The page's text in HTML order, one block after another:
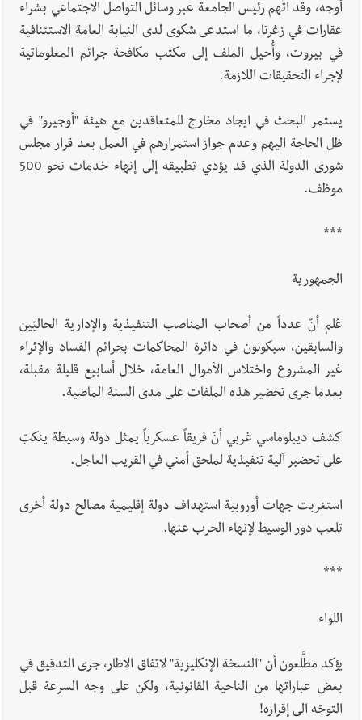
أخبار صيدا
بالصور : الأهلي صيدا يتربع على عرش بطولة لبنان بكرة
الطاولة بإحرازه لقباً ثانٍياً للسيدات بعد رابعٍ للرجال
أوجه، وقد اتُّهم رئيس الجامعة عبر وسائل التواصل الاجتماعي بشراء
عقارات في زغرتا، ما استدعى شكوى لدى النيابة العامة الاستئنافية
في بيروت، وأُحيل الملف إلى مكتب مكافحة جرائم المعلوماتية
لإجراء التحقيقات اللازمة.
يستمر البحث في ايجاد مخارج للمتعاقدين مع هيئة "أوجيرو" في
ظل الحاجة اليهم وعدم جواز استمرارهم في العمل بعد قرار مجلس
شورى الدولة الذي قد يؤدي تطبيقه إلى إنهاء خدمات نحو 500
موظف.
***
الجمهورية
عُلم أنّ عدداً من أصحاب المناصب التنفيذية والإدارية الحاليّين
والسابقين، سيكونون في دائرة المحاكمات بجرائم الفساد والإثراء
غير المشروع واختلاس الأموال العامة، خلال أسابيع قليلة مقبلة،
بعدما جرى تحضير هذه الملفات على مدى السنة الماضية.
كشف ديبلوماسي غربي أنّ فريقاً عسكرياً يمثل دولة وسيطة ينكبّ
على تحضير آلية تنفيذية لملحق أمني في القريب العاجل.
استغربت جهات أوروبية استهداف دولة إقليمية مصالح دولة أخرى
تلعب دور الوسيط لإنهاء الحرب عنها.
***
اللواء
يؤكد مطَّلعون أن "النسخة الإنكليزية" لاتفاق الاطار، جرى التدقيق في
بعض عباراتها من الناحية القانونية، ولكن على وجه السرعة قبل
التوجّه الى إقراره!